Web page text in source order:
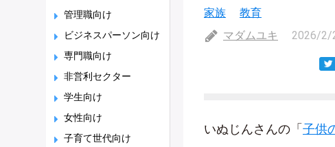
管理職向け
ビジネスパーソン向け
専門職向け
非営利セクター
学生向け
女性向け
子育て世代向け
家族
教育
マダムユキ
2026/2/
いぬじんさんの「 子供